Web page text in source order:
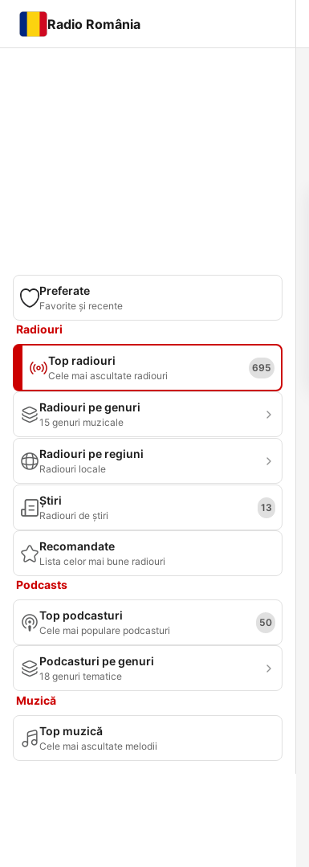
Radio România
Preferate
Favorite și recente
Radiouri
Top radiouri
Cele mai ascultate radiouri
695
Radiouri pe genuri
15 genuri muzicale
Radiouri pe regiuni
Radiouri locale
Știri
Radiouri de știri
13
Recomandate
Lista celor mai bune radiouri
Podcasts
Top podcasturi
Cele mai populare podcasturi
50
Podcasturi pe genuri
18 genuri tematice
Muzică
Top muzică
Cele mai ascultate melodii